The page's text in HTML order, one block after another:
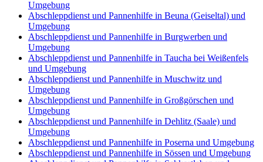
Umgebung
Abschleppdienst und Pannenhilfe in Beuna (Geiseltal) und
Umgebung
Abschleppdienst und Pannenhilfe in Burgwerben und
Umgebung
Abschleppdienst und Pannenhilfe in Taucha bei Weißenfels
und Umgebung
Abschleppdienst und Pannenhilfe in Muschwitz und
Umgebung
Abschleppdienst und Pannenhilfe in Großgörschen und
Umgebung
Abschleppdienst und Pannenhilfe in Dehlitz (Saale) und
Umgebung
Abschleppdienst und Pannenhilfe in Poserna und Umgebung
Abschleppdienst und Pannenhilfe in Sössen und Umgebung